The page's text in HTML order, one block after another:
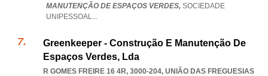
MANUTENÇÃO DE ESPAÇOS VERDES, SOCIEDADE
UNIPESSOAL...
Greenkeeper - Construção E Manutenção De
Espaços Verdes, Lda
R GOMES FREIRE 16 4R, 3000-204, UNIÃO DAS FREGUESIAS